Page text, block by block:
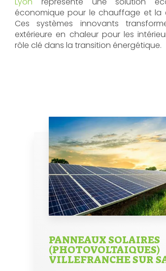
économique pour le chauffage et la
Ces systèmes innovants
extérieure en chaleur pour les
rôle clé dans la transition énergétique.
PANNEAUX SOLAIRES
(PHOTOVOLTAIQUES)
VILLEFRANCHE SUR